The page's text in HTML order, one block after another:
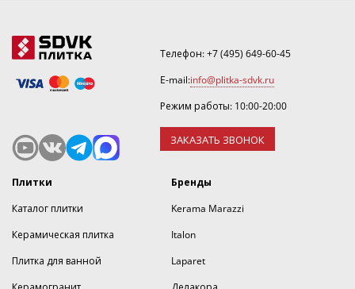
Телефон:+7 (495) 649-60-45
E-mail:info@plitka-sdvk.ru
Режим работы: 10:00-20:00
ЗАКАЗАТЬ ЗВОНОК
Плитки
Каталог плитки
Керамическая плитка
Плитка для ванной
Бренды
Kerama Marazzi
Italon
Laparet